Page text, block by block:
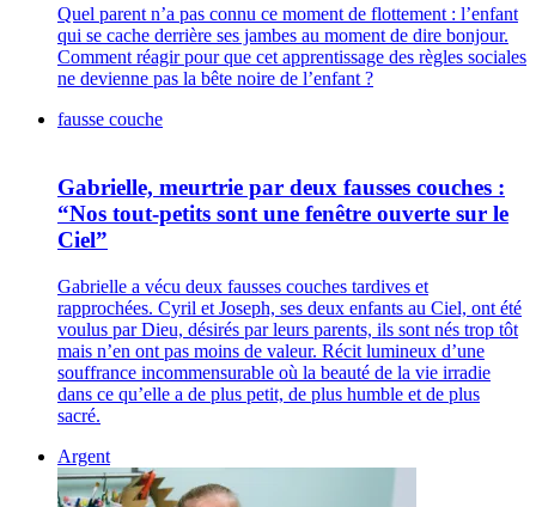
Quel parent n’a pas connu ce moment de flottement : l’enfant
qui se cache derrière ses jambes au moment de dire bonjour.
Comment réagir pour que cet apprentissage des règles sociales
ne devienne pas la bête noire de l’enfant ?
fausse couche
Gabrielle, meurtrie par deux fausses couches :
“Nos tout-petits sont une fenêtre ouverte sur le
Ciel”
Gabrielle a vécu deux fausses couches tardives et
rapprochées. Cyril et Joseph, ses deux enfants au Ciel, ont été
voulus par Dieu, désirés par leurs parents, ils sont nés trop tôt
mais n’en ont pas moins de valeur. Récit lumineux d’une
souffrance incommensurable où la beauté de la vie irradie
dans ce qu’elle a de plus petit, de plus humble et de plus
sacré.
Argent